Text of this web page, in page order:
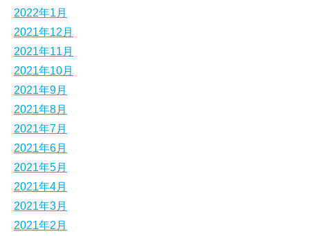
2022年1月
2021年12月
2021年11月
2021年10月
2021年9月
2021年8月
2021年7月
2021年6月
2021年5月
2021年4月
2021年3月
2021年2月